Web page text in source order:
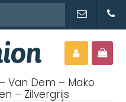
Van Dem – Mako
– Zilvergrijs